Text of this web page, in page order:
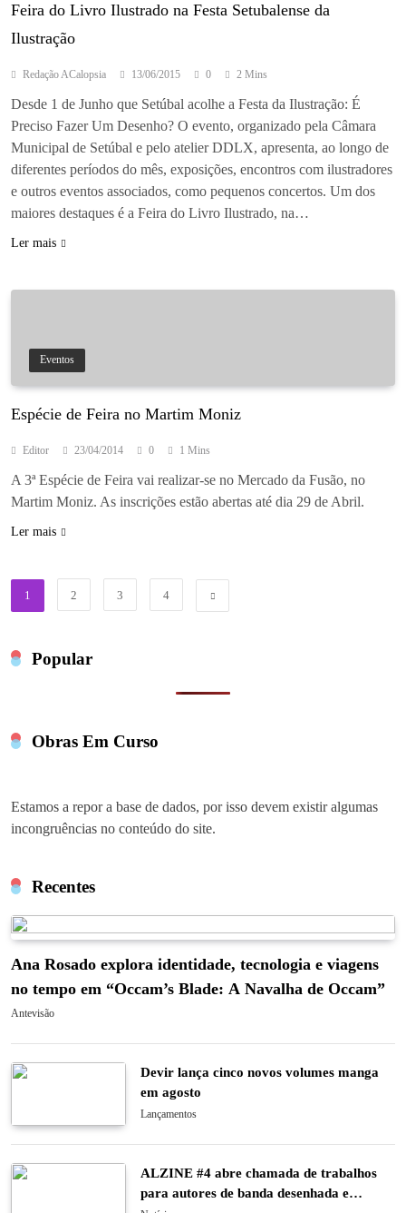
Feira do Livro Ilustrado na Festa Setubalense da
Ilustração
Redação ACalopsia 13/06/2015 0 2 Mins
Desde 1 de Junho que Setúbal acolhe a Festa da Ilustração: É
Preciso Fazer Um Desenho? O evento, organizado pela Câmara
Municipal de Setúbal e pelo atelier DDLX, apresenta, ao longo de
diferentes períodos do mês, exposições, encontros com ilustradores
e outros eventos associados, como pequenos concertos. Um dos
maiores destaques é a Feira do Livro Ilustrado, na…
Ler mais
Eventos
Espécie de Feira no Martim Moniz
Editor 23/04/2014 0 1 Mins
A 3ª Espécie de Feira vai realizar-se no Mercado da Fusão, no
Martim Moniz. As inscrições estão abertas até dia 29 de Abril.
Ler mais
1 2 3 4
Popular
Obras Em Curso
Estamos a repor a base de dados, por isso devem existir algumas
incongruências no conteúdo do site.
Recentes
Ana Rosado explora identidade, tecnologia e viagens
no tempo em “Occam’s Blade: A Navalha de Occam”
Antevisão
Devir lança cinco novos volumes manga
em agosto
Lançamentos
ALZINE #4 abre chamada de trabalhos
para autores de banda desenhada e